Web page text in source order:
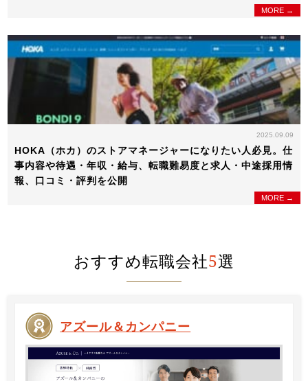
MORE →
2025.09.09
HOKA（ホカ）のストアマネージャーになりたい人必見。仕
事内容や待遇・年収・給与、転職難易度と求人・中途採用情
報、口コミ・評判を公開
MORE →
おすすめ転職会社5選
アズール＆カンパニー